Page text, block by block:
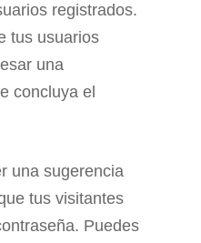
registrados.
tus usuarios
una
concluya el
una sugerencia
tus visitantes
Puedes